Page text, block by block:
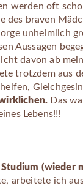
werden oft
des braven
unheimlich
Aussagen
davon ab
trotzdem aus
Das
Lebens!!!
Studium (wieder
arbeitete ich